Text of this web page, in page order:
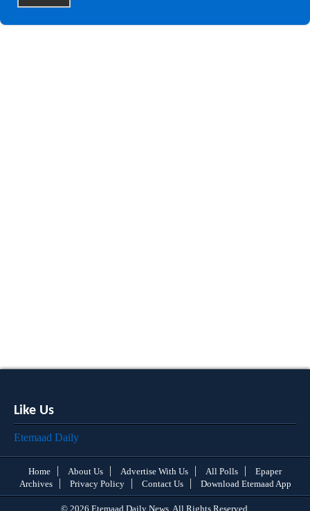
Like Us
Etemaad Daily
Home About Us Advertise With Us All Polls
Epaper
Archives
Privacy Policy Contact Us Download Etemaad App
© 2026 Etemaad Daily News, All Rights Reserved.